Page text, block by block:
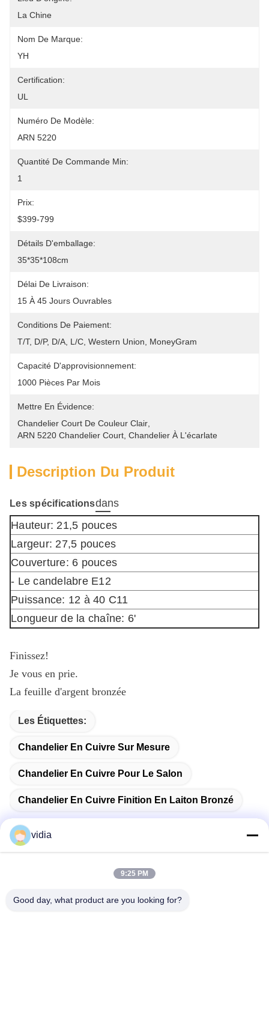
La Chine
Nom De Marque:
YH
Certification:
UL
Numéro De Modèle:
ARN 5220
Quantité De Commande Min:
1
Prix:
$399-799
Détails D'emballage:
35*35*108cm
Délai De Livraison:
15 À 45 Jours Ouvrables
Conditions De Paiement:
T/T, D/P, D/A, L/C, Western Union, MoneyGram
Capacité D'approvisionnement:
1000 Pièces Par Mois
Mettre En Évidence:
Chandelier Court De Couleur Clair
ARN 5220 Chandelier Court Chandelier À L'écarlate
Description Du Produit
Les spécificationsdans
Hauteur: 21,5 pouces
Largeur: 27,5 pouces
Couverture: 6 pouces
- Le candelabre E12
Puissance: 12 à 40 C11
Longueur de la chaîne: 6'
Finissez!
Je vous en prie.
La feuille d'argent bronzée
Les Étiquettes:
Chandelier En Cuivre Sur Mesure
Chandelier En Cuivre Pour Le Salon
Chandelier En Cuivre Finition En Laiton Bronzé
Contactez rapidement
Adresse
vidia
9:25 PM
Good day, what product are you looking for?